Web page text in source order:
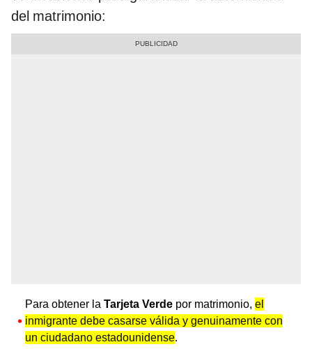
del matrimonio:
Para obtener la Tarjeta Verde por matrimonio, el
inmigrante debe casarse válida y genuinamente con
un ciudadano estadounidense.